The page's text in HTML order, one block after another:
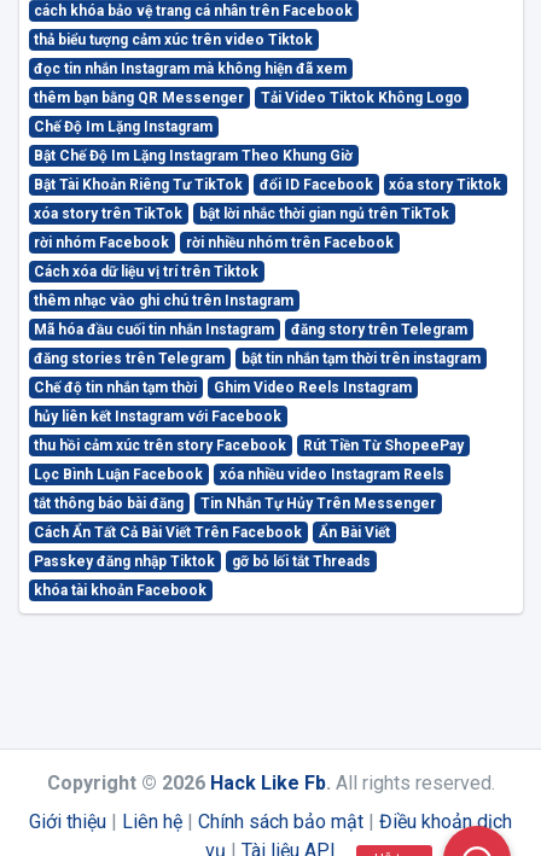
cách khóa bảo vệ trang cá nhân trên Facebook
thả biểu tượng cảm xúc trên video Tiktok
đọc tin nhắn Instagram mà không hiện đã xem
thêm bạn bằng QR Messenger
Tải Video Tiktok Không Logo
Chế Độ Im Lặng Instagram
Bật Chế Độ Im Lặng Instagram Theo Khung Giờ
Bật Tài Khoản Riêng Tư TikTok
đổi ID Facebook
xóa story Tiktok
xóa story trên TikTok
bật lời nhắc thời gian ngủ trên TikTok
rời nhóm Facebook
rời nhiều nhóm trên Facebook
Cách xóa dữ liệu vị trí trên Tiktok
thêm nhạc vào ghi chú trên Instagram
Mã hóa đầu cuối tin nhắn Instagram
đăng story trên Telegram
đăng stories trên Telegram
bật tin nhắn tạm thời trên instagram
Chế độ tin nhắn tạm thời
Ghim Video Reels Instagram
hủy liên kết Instagram với Facebook
thu hồi cảm xúc trên story Facebook
Rút Tiền Từ ShopeePay
Lọc Bình Luận Facebook
xóa nhiều video Instagram Reels
tắt thông báo bài đăng
Tin Nhắn Tự Hủy Trên Messenger
Cách Ẩn Tất Cả Bài Viết Trên Facebook
Ẩn Bài Viết
Passkey đăng nhập Tiktok
gỡ bỏ lối tắt Threads
khóa tài khoản Facebook
Copyright © 2026 Hack Like Fb. All rights reserved.
Giới thiệu | Liên hệ | Chính sách bảo mật | Điều khoản dịch
vụ | Tài liệu API